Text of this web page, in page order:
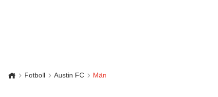
Fotboll Austin FC Män